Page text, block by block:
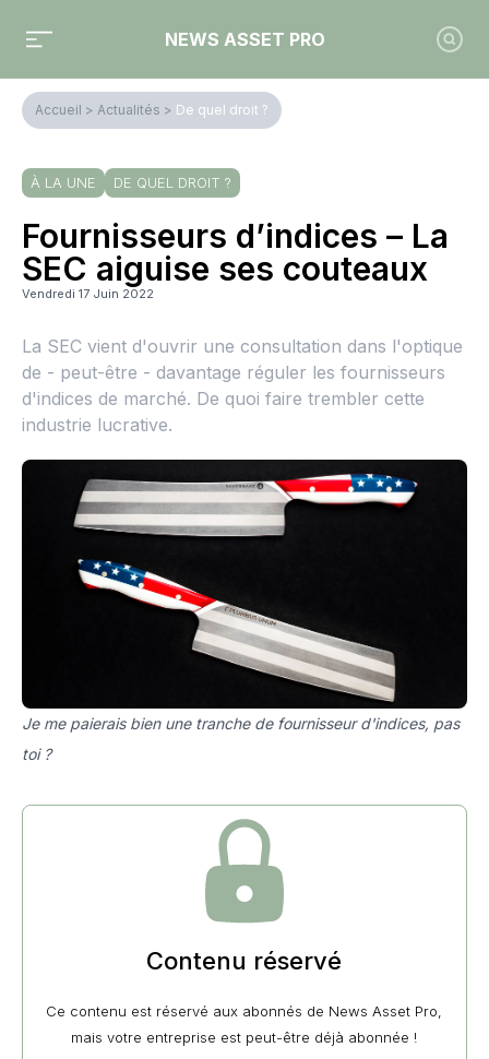
NEWS ASSET PRO
Accueil > Actualités > De quel droit ?
À LA UNE DE QUEL DROIT ?
Fournisseurs d’indices – La
SEC aiguise ses couteaux
Vendredi 17 Juin 2022
La SEC vient d'ouvrir une consultation dans l'optique
de - peut-être - davantage réguler les fournisseurs
d'indices de marché. De quoi faire trembler cette
industrie lucrative.
Je me paierais bien une tranche de fournisseur d'indices, pas
toi ?
Contenu réservé
Ce contenu est réservé aux abonnés de News Asset Pro,
mais votre entreprise est peut-être déjà abonnée !